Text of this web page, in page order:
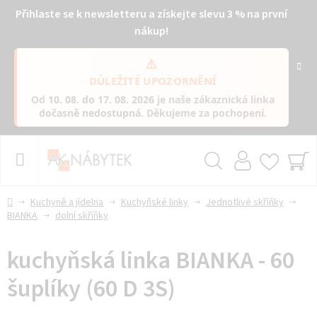
Přihlaste se k newsletteru a získejte slevu 3 % na první
nákup!
⚠️
DŮLEŽITÉ UPOZORNĚNÍ
Od 10. 08. do 17. 08. 2026 je naše zákaznická linka
dočasně nedostupná. Děkujeme za pochopení.
DomůKuchyně a jídelna Kuchyňské linky
Jednotlivé skříňky
BIANKA
dolní skříňky
kuchyňská linka BIANKA - 60
šuplíky (60 D 3S)